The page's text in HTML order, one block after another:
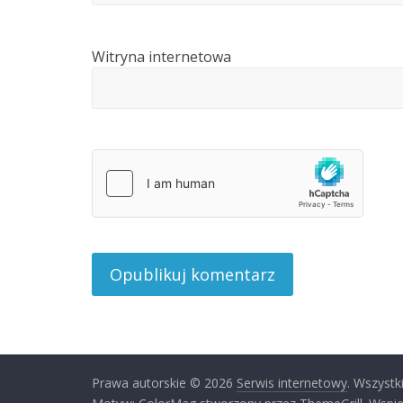
Witryna internetowa
Prawa autorskie © 2026 Serwis internetowy.